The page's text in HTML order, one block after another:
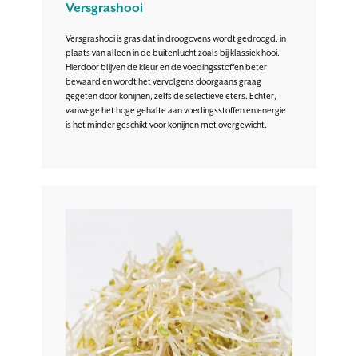
Versgrashooi
Versgrashooi is gras dat in droogovens wordt gedroogd, in
plaats van alleen in de buitenlucht zoals bij klassiek hooi.
Hierdoor blijven de kleur en de voedingsstoffen beter
bewaard en wordt het vervolgens doorgaans graag
gegeten door konijnen, zelfs de selectieve eters. Echter,
vanwege het hoge gehalte aan voedingsstoffen en energie
is het minder geschikt voor konijnen met overgewicht.